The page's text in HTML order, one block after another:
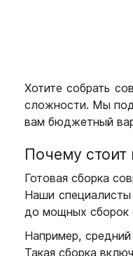
Хотите собрать
сложности. Мы
вам бюджетный
Почему стоит
Готовая сборка
Наши
до мощных сборок
Например,
Такая сборка